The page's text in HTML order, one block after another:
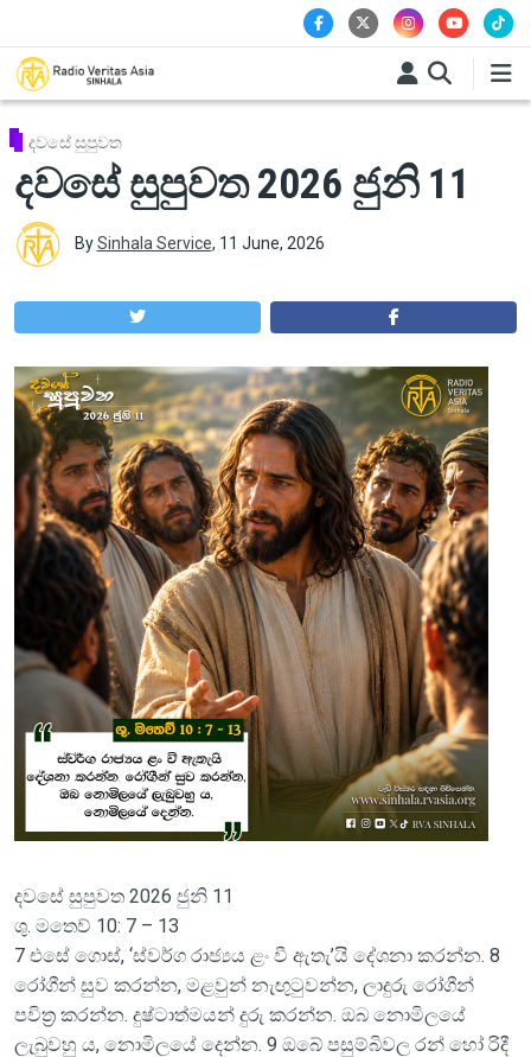
දවසේ සුපුවත
දවසේ සුපුවත 2026 ජුනි 11
BySinhala Service, 11 June, 2026
දවසේ සුපුවත 2026 ජුනි 11
ශු. මතෙව් 10: 7 – 13
7 එසේ ගොස්, ‘ස්වර්ග රාජ්‍යය ළං වී ඇතැ’යි දේශනා කරන්න. 8
රෝගීන් සුව කරන්න, මළවුන් නැඟුටුවන්න, ලාදුරු රෝගීන්
පවිත්‍ර කරන්න. දුෂ්ටාත්මයන් දුරු කරන්න. ඔබ නොමිලයේ
ලැබුවහු ය, නොමිලයේ දෙන්න. 9 ඔබේ පසුම්බිවල රන් හෝ රිදී